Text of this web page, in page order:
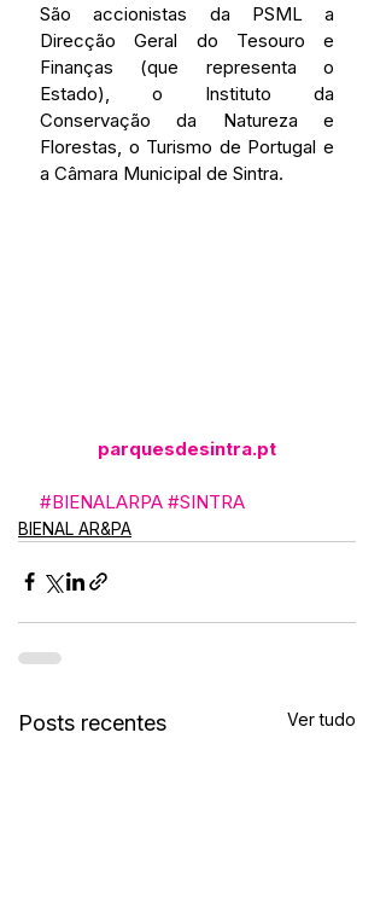
São accionistas da PSML a
Direcção Geral do Tesouro e
Finanças (que representa o
Estado), o Instituto da
Conservação da Natureza e
Florestas, o Turismo de Portugal e
a Câmara Municipal de Sintra.
parquesdesintra.pt
#BIENALARPA #SINTRA
BIENAL AR&PA
Posts recentes Ver tudo